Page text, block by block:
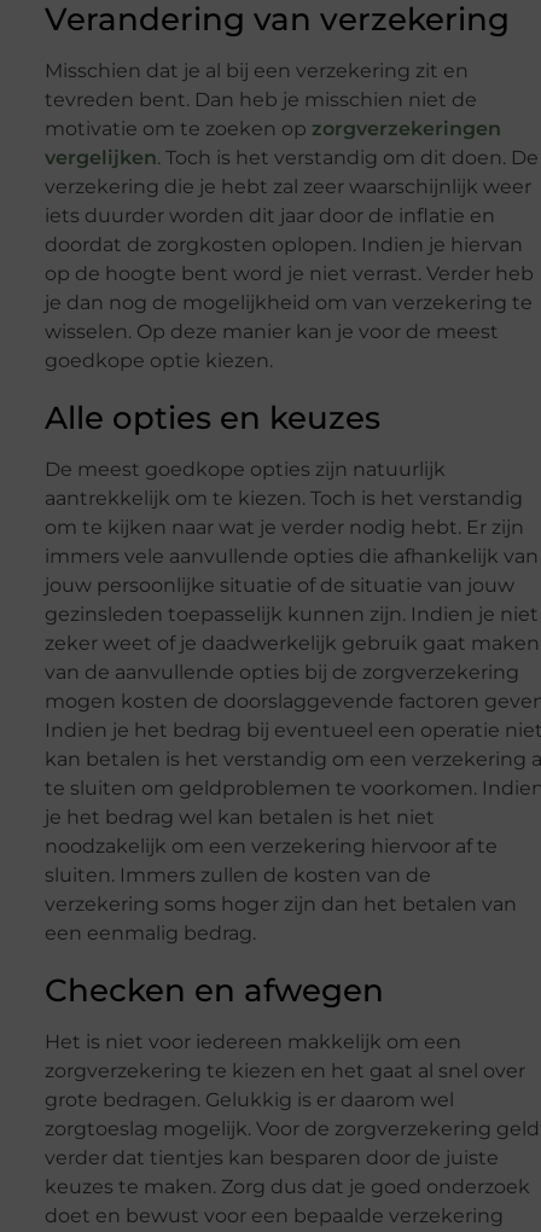
Verandering van verzekering
Misschien dat je al bij een verzekering zit en
tevreden bent. Dan heb je misschien niet de
motivatie om te zoeken op zorgverzekeringen
vergelijken. Toch is het verstandig om dit doen. De
verzekering die je hebt zal zeer waarschijnlijk weer
iets duurder worden dit jaar door de inflatie en
doordat de zorgkosten oplopen. Indien je hiervan
op de hoogte bent word je niet verrast. Verder heb
je dan nog de mogelijkheid om van verzekering te
wisselen. Op deze manier kan je voor de meest
goedkope optie kiezen.
Alle opties en keuzes
De meest goedkope opties zijn natuurlijk
aantrekkelijk om te kiezen. Toch is het verstandig
om te kijken naar wat je verder nodig hebt. Er zijn
immers vele aanvullende opties die afhankelijk van
jouw persoonlijke situatie of de situatie van jouw
gezinsleden toepasselijk kunnen zijn. Indien je niet
zeker weet of je daadwerkelijk gebruik gaat maken
van de aanvullende opties bij de zorgverzekering
mogen kosten de doorslaggevende factoren
Indien je het bedrag bij eventueel een operatie
kan betalen is het verstandig om een verzekering
te sluiten om geldproblemen te voorkomen.
je het bedrag wel kan betalen is het niet
noodzakelijk om een verzekering hiervoor af te
sluiten. Immers zullen de kosten van de
verzekering soms hoger zijn dan het betalen van
een eenmalig bedrag.
Checken en afwegen
Het is niet voor iedereen makkelijk om een
zorgverzekering te kiezen en het gaat al snel over
grote bedragen. Gelukkig is er daarom wel
zorgtoeslag mogelijk. Voor de zorgverzekering
verder dat tientjes kan besparen door de juiste
keuzes te maken. Zorg dus dat je goed onderzoek
doet en bewust voor een bepaalde verzekering